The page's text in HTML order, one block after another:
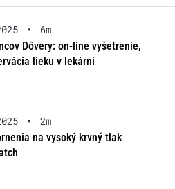
•
6m
Dôvery: on-line vyšetrenie,
lieku v lekárni
•
2m
na vysoký krvný tlak